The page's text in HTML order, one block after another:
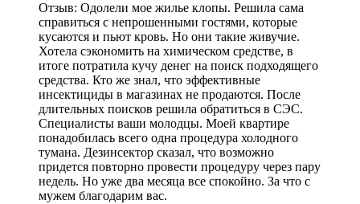
Отзыв: Одолели мое жилье клопы. Решила сама
справиться с непрошенными гостями, которые
кусаются и пьют кровь. Но они такие живучие.
Хотела сэкономить на химическом средстве, в
итоге потратила кучу денег на поиск подходящего
средства. Кто же знал, что эффективные
инсектициды в магазинах не продаются. После
длительных поисков решила обратиться в СЭС.
Специалисты ваши молодцы. Моей квартире
понадобилась всего одна процедура холодного
тумана. Дезинсектор сказал, что возможно
придется повторно провести процедуру через пару
недель. Но уже два месяца все спокойно. За что с
мужем благодарим вас.